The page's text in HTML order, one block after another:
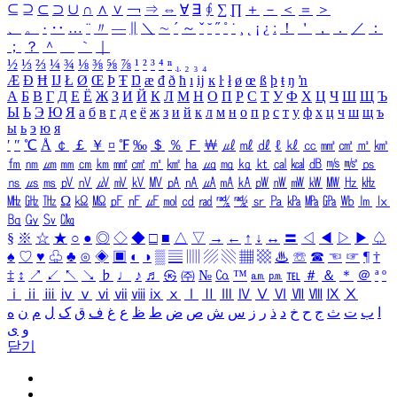
⊆ ⊇ ⊂ ⊃ ∪ ∩ ∧ ∨ ￢ ⇒ ⇔ ∀ ∃ ∮ ∑ ∏ ＋ － ＜ ＝
＞
、
。 · ‥ … ¨ 〃 ― ＼ ∼ ´ ～ ˇ ˘ ˝ ˚ ˙ ¸ ¡ ¿ ː ！ ＇ ， ． ／
：
；
？ ＾ ｀
½ ⅓ ⅔ ¼ ¾ ⅛ ⅜ ⅝ ⅞ ¹ ² ³ ⁴ ⁿ ₁ ₂ ₃ ₄
Æ Ð Ħ Ĳ Ł Ø Œ Þ Ŧ Ŋ æ đ ð ħ ı ĳ ĸ ŀ ł ø œ ß þ ŧ ŋ ŉ
А Б В Г Д Е Ё Ж З И Й К Л М Н О П Р С Т У Ф Х Ц Ч Ш Щ Ъ
Ы Ь Э Ю Я а б в г д е ё ж з и й к л м н о п р с т у ф х ц ч ш щ ъ
ы ь э ю я
′ ″ ℃ Å ￠ ￡ ￥ ¤ ℉ ‰ ＄ ％ Ｆ ￦ ㎕ ㎖ ㎗ ℓ ㎘ ㏄ ㎣ ㎤ ㎥ ㎦
㎙ ㎚ ㎛ ㎜ ㎝ ㎞ ㎟ ㎠ ㎡ ㎢ ㏊ ㎍ ㎎ ㎏ ㏏ ㎈ ㎉ ㏈ ㎧ ㎨ ㎰
㎱ ㎲ ㎳ ㎴ ㎵ ㎶ ㎷ ㎸ ㎹ ㎀ ㎁ ㎂ ㎃ ㎄ ㎺ ㎻ ㎽ ㎾ ㎿ ㎐ ㎑
㎒ ㎓ ㎔ Ω ㏀ ㏁ ㎊ ㎋ ㎌ ㏖ ㏅ ㎭ ㎮ ㎯ ㏛ ㎩ ㎪ ㎫ ㎬ ㏝ ㏐
㏓
㏃ ㏉ ㏜ ㏆
§ ※ ☆ ★ ○ ● ◎ ◇ ◆ □ ■ △ ▽ → ← ↑ ↓ ↔ 〓 ◁ ◀ ▷ ▶ ♤
♠ ♡ ♥ ♧ ♣ ⊙ ◈ ▣ ◐ ◑ ▒ ▤ ▨ ▧ ▦ ▩ ♨ ☏ ☎ ☜ ☞ ¶ †
‡ ↕ ↗ ↙ ↖ ↘ ♭ ♩ ♪ ♬ ㉿ ㈜ № ㏇ ™ ㏂ ㏘ ℡ ＃ ＆ ＊ ＠ ª º
ⅰ
ⅱ ⅲ ⅳ ⅴ ⅵ ⅶ ⅷ ⅸ ⅹ Ⅳ Ⅴ Ⅵ Ⅶ Ⅷ Ⅸ Ⅹ
ب ت ث ج ح خ د ذ ر ز س ش ص ض ط ظ ع غ ف ق ک ل م ن ه
و ی
닫기